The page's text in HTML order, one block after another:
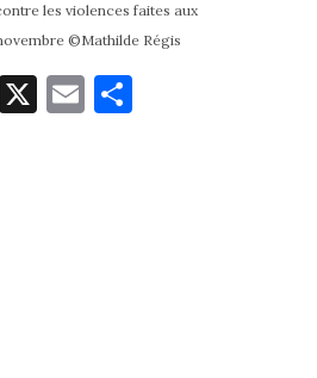
les violences faites aux
©Mathilde Régis
ha
X E
m
Pa